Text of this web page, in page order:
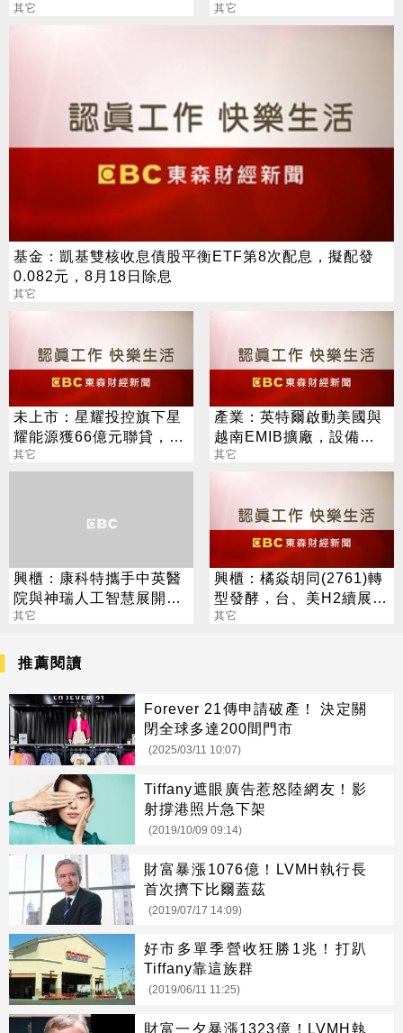
櫃及停止公發，5/29股東
其它
曝光
其它
基金：凱基雙核收息債股平衡ETF第8次配息，擬配發
0.082元，8月18日除息
其它
未上市：星耀投控旗下星
耀能源獲66億元聯貸，銀
行團超額認購182%
其它
產業：英特爾啟動美國與
越南EMIB擴廠，設備商
鈦昇、志聖、印能傳獲大
其它
興櫃：康科特攜手中英醫
院與神瑞人工智慧展開策
略合作，導入LDCT AI判
其它
興櫃：橘焱胡同(2761)轉
型發酵，台、美H2續展
店，2028年預計達百店目
其它
推薦閱讀
Forever 21傳申請破產！ 決定關
閉全球多達200間門市
(2025/03/11 10:07)
Tiffany遮眼廣告惹怒陸網友！影
射撐港照片急下架
(2019/10/09 09:14)
財富暴漲1076億！LVMH執行長
首次擠下比爾蓋茲
(2019/07/17 14:09)
好市多單季營收狂勝1兆！打趴
Tiffany靠這族群
(2019/06/11 11:25)
財富一夕暴漲1323億！LVMH執